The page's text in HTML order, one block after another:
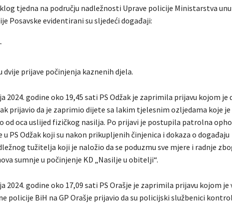
tjedna na području nadležnosti Uprave policije Ministarstva
Posavske evidentirani su sljedeći događaji:
dvije prijave počinjenja kaznenih djela.
2024. godine oko 19,45 sati PS Odžak je zaprimila prijavu kojom je
prijavio da je zaprimio dijete sa lakim tjelesnim ozljedama koje je
od oca uslijed fizičkog nasilja. Po prijavi je postupila patrolna
PS Odžak koji su nakon prikupljenih činjenica i dokaza o događaju
tužitelja koji je naložio da se poduzmu sve mjere i radnje
sumnje u počinjenje KD „Nasilje u obitelji“.
2024. godine oko 17,09 sati PS Orašje je zaprimila prijavu kojom
policije BiH na GP Orašje prijavio da su policijski službenici